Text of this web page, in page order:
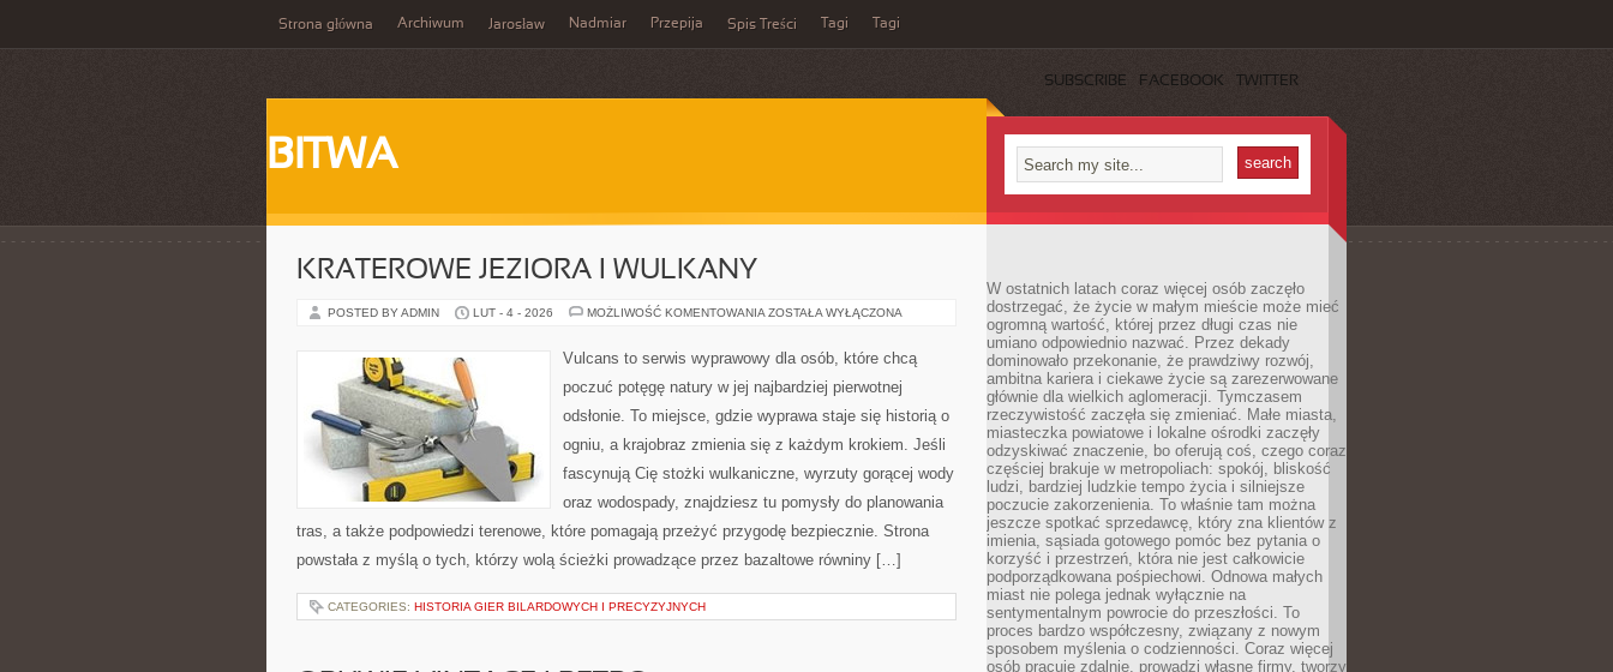
Strona główna Archiwum Jarosław Nadmiar Przepija Spis Treści Tagi Tagi
SUBSCRIBE FACEBOOK TWITTER
BITWA
KRATEROWE JEZIORA I WULKANY
POSTED BY ADMIN LUT - 4 - 2026 MOŻLIWOŚĆ KOMENTOWANIA KRATEROWE
WULKANY
ZOSTAŁA WYŁĄCZONA
Vulcans to serwis wyprawowy dla osób, które chcą
poczuć potęgę natury w jej najbardziej pierwotnej
odsłonie. To miejsce, gdzie wyprawa staje się historią o
ogniu, a krajobraz zmienia się z każdym krokiem. Jeśli
fascynują Cię stożki wulkaniczne, wyrzuty gorącej wody
oraz wodospady, znajdziesz tu pomysły do planowania
tras, a także podpowiedzi terenowe, które pomagają przeżyć przygodę bezpiecznie. Strona
powstała z myślą o tych, którzy wolą ścieżki prowadzące przez bazaltowe równiny […]
CATEGORIES: HISTORIA GIER BILARDOWYCH I PRECYZYJNYCH
W ostatnich latach coraz więcej osób zaczęło
dostrzegać, że życie w małym mieście może mieć
ogromną wartość, której przez długi czas nie
umiano odpowiednio nazwać. Przez dekady
dominowało przekonanie, że prawdziwy rozwój,
ambitna kariera i ciekawe życie są zarezerwowane
głównie dla wielkich aglomeracji. Tymczasem
rzeczywistość zaczęła się zmieniać. Małe miasta,
miasteczka powiatowe i lokalne ośrodki zaczęły
odzyskiwać znaczenie, bo oferują coś, czego coraz
częściej brakuje w metropoliach: spokój, bliskość
ludzi, bardziej ludzkie tempo życia i silniejsze
poczucie zakorzenienia. To właśnie tam można
jeszcze spotkać sprzedawcę, który zna klientów z
imienia, sąsiada gotowego pomóc bez pytania o
korzyść i przestrzeń, która nie jest całkowicie
podporządkowana pośpiechowi. Odnowa małych
miast nie polega jednak wyłącznie na
sentymentalnym powrocie do przeszłości. To
proces bardzo współczesny, związany z nowym
sposobem myślenia o codzienności. Coraz więcej
osób pracuje zdalnie, prowadzi własne firmy, tworzy